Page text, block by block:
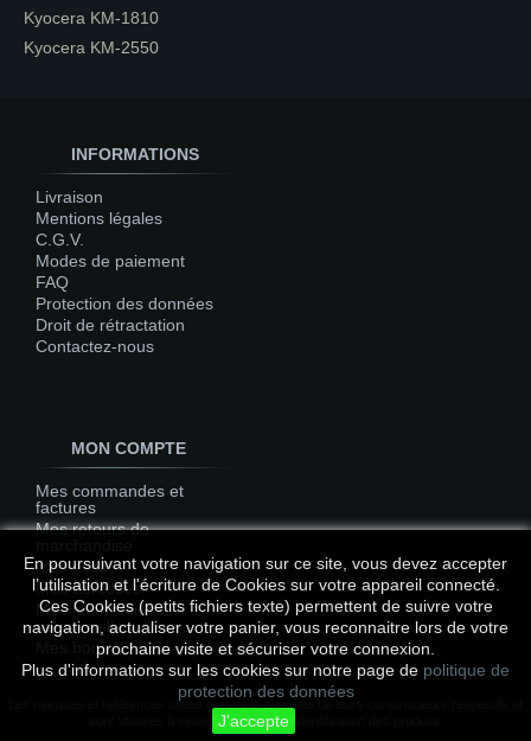
Kyocera KM-1810
Kyocera KM-2550
INFORMATIONS
Livraison
Mentions légales
C.G.V.
Modes de paiement
FAQ
Protection des données
Droit de rétractation
Contactez-nous
Les marques et références citées restent la propriété de leurs constructeurs respectifs et
sont utilisées à seule fin de faciliter l'identification des produits.
MON COMPTE
Mes commandes et
factures
Mes retours de
Mes avoirs
Mes adresses
Mes informations
personnelles
Mes bons de réduction
En poursuivant votre navigation sur ce site, vous devez accepter
l’utilisation et l'écriture de Cookies sur votre appareil connecté.
Ces Cookies (petits fichiers texte) permettent de suivre votre
navigation, actualiser votre panier, vous reconnaitre lors de votre
prochaine visite et sécuriser votre connexion.
Plus d'informations sur les cookies sur notre page de politique de
protection des données
J'accepte